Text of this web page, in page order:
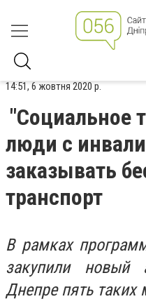
14:51, 6 жовтня 2020 р.
"Социальное
люди с
заказывать
транспорт
В рамках
закупили новый
Днепре пять таких